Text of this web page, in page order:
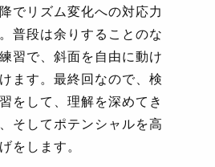
でリズム変化への対応力
普段は余りすることのな
習で、斜面を自由に動け
ます。最終回なので、検
をして、理解を深めてき
そしてポテンシャルを高
をします。